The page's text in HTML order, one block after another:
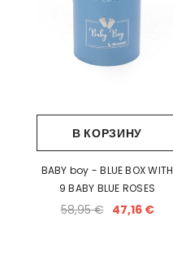
В КОРЗИНУ
BABY boy - BLUE BOX WITH
9 BABY BLUE ROSES
58,95 € 47,16 €